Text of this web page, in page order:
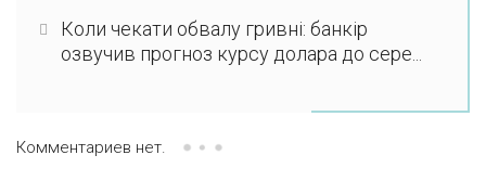
Коли чекати обвалу гривні: банкір
озвучив прогноз курсу долара до сере...
Комментариев нет.